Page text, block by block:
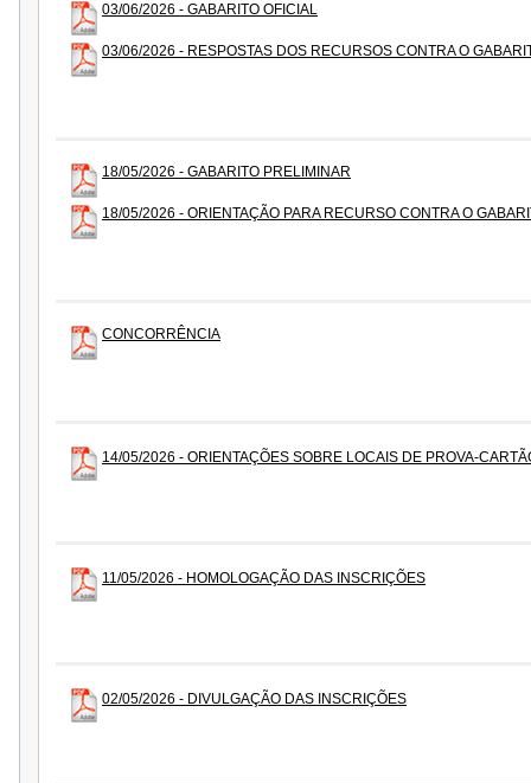
03/06/2026 - GABARITO OFICIAL
03/06/2026 - RESPOSTAS DOS RECURSOS CONTRA O
18/05/2026 - GABARITO PRELIMINAR
18/05/2026 - ORIENTAÇÃO PARA RECURSO CONTRA O
CONCORRÊNCIA
14/05/2026 - ORIENTAÇÕES SOBRE LOCAIS DE PROVA-
11/05/2026 - HOMOLOGAÇÃO DAS INSCRIÇÕES
02/05/2026 - DIVULGAÇÃO DAS INSCRIÇÕES